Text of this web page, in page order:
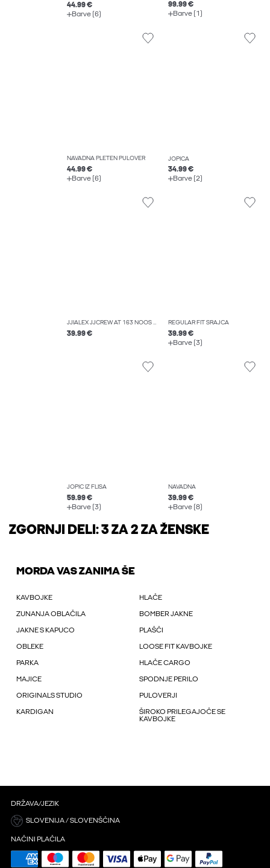
44.99 €
Barve (6)
99.99 €
Barve (1)
NAVADNA PLETEN PULOVER
44.99 €
Barve (6)
JOPICA
34.99 €
Barve (2)
JJIALEX JJCREW AT 163 NOOS ŠIROKE KAVBOJKE
39.99 €
REGULAR FIT SRAJCA
39.99 €
Barve (3)
JOPIČ IZ FLISA
59.99 €
Barve (3)
NAVADNA
39.99 €
Barve (8)
ZGORNJI DELI: 3 ZA 2 ZA ŽENSKE
MORDA VAS ZANIMA ŠE
KAVBOJKE HLAČE
ZUNANJA OBLAČILA BOMBER JAKNE
JAKNE S KAPUCO PLAŠČI
OBLEKE LOOSE FIT KAVBOJKE
PARKA HLAČE CARGO
MAJICE SPODNJE PERILO
ORIGINALS STUDIO PULOVERJI
KARDIGAN
ŠIROKO PRILEGAJOČE SE
KAVBOJKE
DRŽAVA/JEZIK
SLOVENIJA / SLOVENŠČINA
NAČINI PLAČILA